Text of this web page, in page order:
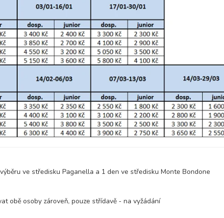
29 900 Kč
29 900 Kč
29 000 Kč
24 500 Kč rezervovat
17 700 Kč rezervovat
ve středisku Paganella a 1 den ve středisku Monte Bondone
obě osoby zároveň, pouze střídavě - na vyžádání